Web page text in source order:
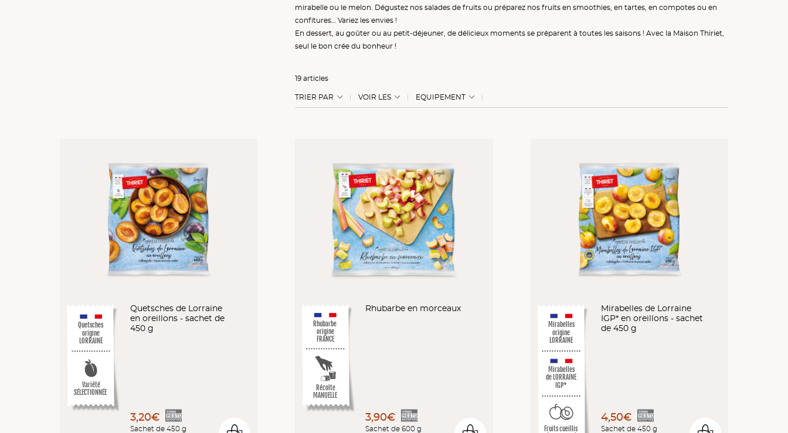
mirabelle ou le melon. Dégustez nossalades de fruits ou préparez nosfruits en smoothies, entartes, encompotes ou en
confitures… Variez les envies !
En dessert, au goûter ou au petit-déjeuner, de délicieux moments se préparent à toutes les saisons ! Avec la Maison Thiriet,
seul le bon crée du bonheur !
19 articles
TRIER PAR VOIR LES EQUIPEMENT
Quetsches
origine
LORRAINE
Variété
SÉLECTIONNÉE
Quetsches de Lorraine
en oreillons - sachet de
450 g
3,20€
Sachet de 450 g
Rhubarbe
origine
FRANCE
Récolte
MANUELLE
Rhubarbe en morceaux
3,90€
Sachet de 600 g
Mirabelles
origine
LORRAINE
Mirabelles
de LORRAINE
IGP*
Fruits cueillis
Mirabelles de Lorraine
IGP* en oreillons - sachet
de 450 g
4,50€
Sachet de 450 g